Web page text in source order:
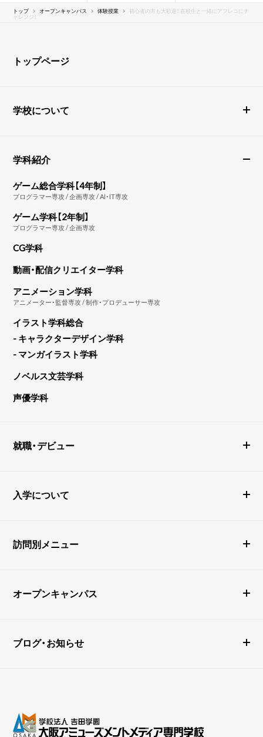
トップ オープンキャンパス 体験授業 初心者の方も大歓迎！ 在校生と一緒にアフレコにチ
ャレンジ！
トップページ
学校について
学科紹介
ゲーム総合学科【4年制】
プログラマー専攻 / 企画専攻 / AI・IT専攻
ゲーム学科【2年制】
プログラマー専攻 / 企画専攻
CG学科
動画・配信クリエイター学科
アニメーション学科
アニメーター・監督専攻 / 制作・プロデューサー専攻
イラスト学科総合
- キャラクターデザイン学科
- マンガイラスト学科
ノベルス文芸学科
声優学科
就職・デビュー
入学について
訪問別メニュー
オープンキャンパス
ブログ・お知らせ